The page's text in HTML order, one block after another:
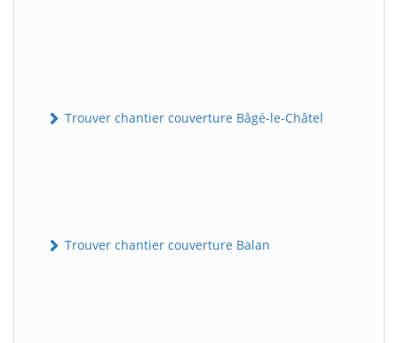
Trouver chantier couverture Bâgé-le-Châtel
Trouver chantier couverture Balan